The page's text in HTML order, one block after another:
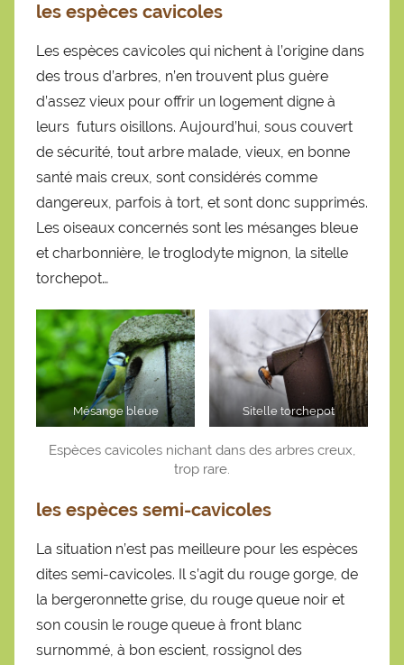
les espèces cavicoles
Les espèces cavicoles qui nichent à l’origine dans
des trous d’arbres, n’en trouvent plus guère
d’assez vieux pour offrir un logement digne à
leurs futurs oisillons. Aujourd’hui, sous couvert
de sécurité, tout arbre malade, vieux, en bonne
santé mais creux, sont considérés comme
dangereux, parfois à tort, et sont donc supprimés.
Les oiseaux concernés sont les mésanges bleue
et charbonnière, le troglodyte mignon, la sitelle
torchepot…
Mésange bleue Sitelle torchepot
Espèces cavicoles nichant dans des arbres creux,
trop rare.
les espèces semi-cavicoles
La situation n’est pas meilleure pour les espèces
dites semi-cavicoles. Il s’agit du rouge gorge, de
la bergeronnette grise, du rouge queue noir et
son cousin le rouge queue à front blanc
surnommé, à bon escient, rossignol des